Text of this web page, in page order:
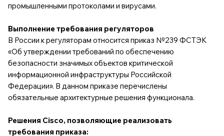
промышленными протоколами и вирусами.
Выполнение требования регуляторов
В России к регуляторам относится приказ №239 ФСТЭК
«Об утверждении требований по обеспечению
безопасности значимых объектов критической
информационной инфраструктуры Российской
Федерации». В данном приказе перечислены
обязательные архитектурные решения функционала.
Решения Cisco, позволяющие реализовать
требования приказа: